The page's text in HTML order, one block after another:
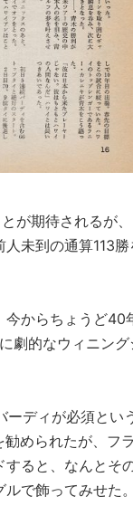
が期待されるが、
未到の通算113勝
今からちょうど40
劇的なウィニング
ーディが必須とい
められたが、フ
すると、なんとそ
ルで飾ってみせた